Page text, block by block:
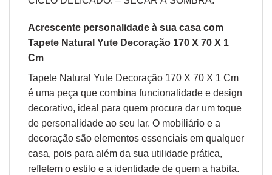
Acrescente personalidade à sua casa com
Tapete Natural Yute Decoração 170 X 70 X 1
Cm
Tapete Natural Yute Decoração 170 X 70 X 1 Cm
é uma peça que combina funcionalidade e design
decorativo, ideal para quem procura dar um toque
de personalidade ao seu lar. O mobiliário e a
decoração são elementos essenciais em qualquer
casa, pois para além da sua utilidade prática,
refletem o estilo e a identidade de quem a habita.